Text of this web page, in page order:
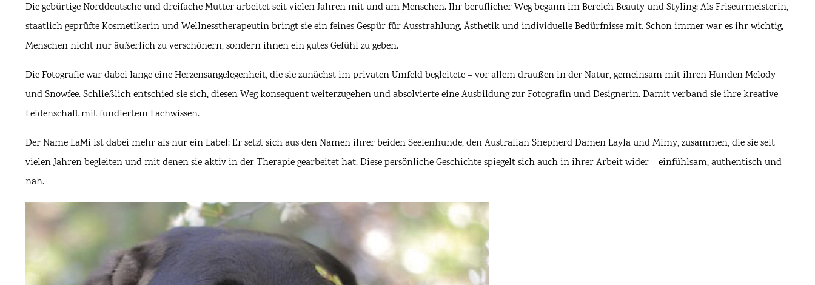
Die gebürtige Norddeutsche und dreifache Mutter arbeitet seit vielen Jahren mit und am Menschen. Ihr beruflicher Weg begann im Bereich Beauty und Styling: Als Friseurmeisterin,
staatlich geprüfte Kosmetikerin und Wellnesstherapeutin bringt sie ein feines Gespür für Ausstrahlung, Ästhetik und individuelle Bedürfnisse mit. Schon immer war es ihr wichtig,
Menschen nicht nur äußerlich zu verschönern, sondern ihnen ein gutes Gefühl zu geben.
Die Fotografie war dabei lange eine Herzensangelegenheit, die sie zunächst im privaten Umfeld begleitete – vor allem draußen in der Natur, gemeinsam mit ihren Hunden Melody
und Snowfee. Schließlich entschied sie sich, diesen Weg konsequent weiterzugehen und absolvierte eine Ausbildung zur Fotografin und Designerin. Damit verband sie ihre kreative
Leidenschaft mit fundiertem Fachwissen.
Der Name LaMi ist dabei mehr als nur ein Label: Er setzt sich aus den Namen ihrer beiden Seelenhunde, den Australian Shep­herd Damen Layla und Mimy, zusammen, die sie seit
vielen Jahren begleiten und mit denen sie aktiv in der Therapie gearbeitet hat. Diese persönliche Geschichte spiegelt sich auch in ihrer Arbeit wider – einfühlsam, authentisch und
nah.